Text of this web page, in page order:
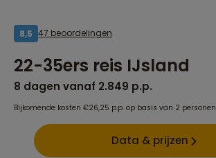
8,5 47 beoordelingen
22-35ers reis IJsland
8 dagen vanaf 2.849 p.p.
Bijkomende kosten €26,25 p.p. op basis van 2 personen
Data & prijzen